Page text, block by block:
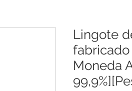
Lingote
fabricado
Moneda